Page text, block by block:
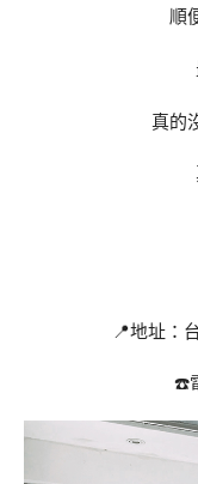
順
真的
📍地址：
☎️